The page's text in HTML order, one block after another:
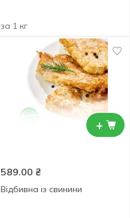
за 1 кг
+
589.00 ₴
Відбивна із свинини